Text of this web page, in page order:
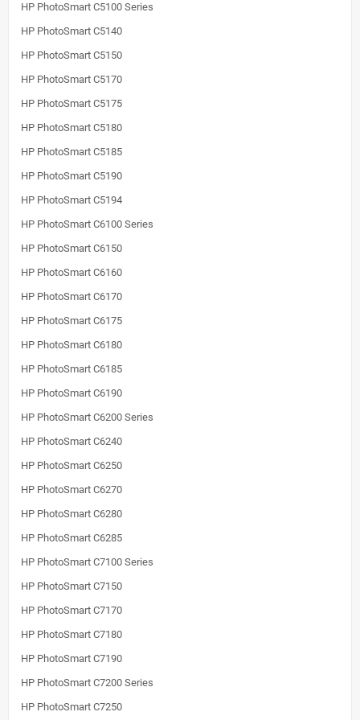
HP PhotoSmart C5100 Series
HP PhotoSmart C5140
HP PhotoSmart C5150
HP PhotoSmart C5170
HP PhotoSmart C5175
HP PhotoSmart C5180
HP PhotoSmart C5185
HP PhotoSmart C5190
HP PhotoSmart C5194
HP PhotoSmart C6100 Series
HP PhotoSmart C6150
HP PhotoSmart C6160
HP PhotoSmart C6170
HP PhotoSmart C6175
HP PhotoSmart C6180
HP PhotoSmart C6185
HP PhotoSmart C6190
HP PhotoSmart C6200 Series
HP PhotoSmart C6240
HP PhotoSmart C6250
HP PhotoSmart C6270
HP PhotoSmart C6280
HP PhotoSmart C6285
HP PhotoSmart C7100 Series
HP PhotoSmart C7150
HP PhotoSmart C7170
HP PhotoSmart C7180
HP PhotoSmart C7190
HP PhotoSmart C7200 Series
HP PhotoSmart C7250